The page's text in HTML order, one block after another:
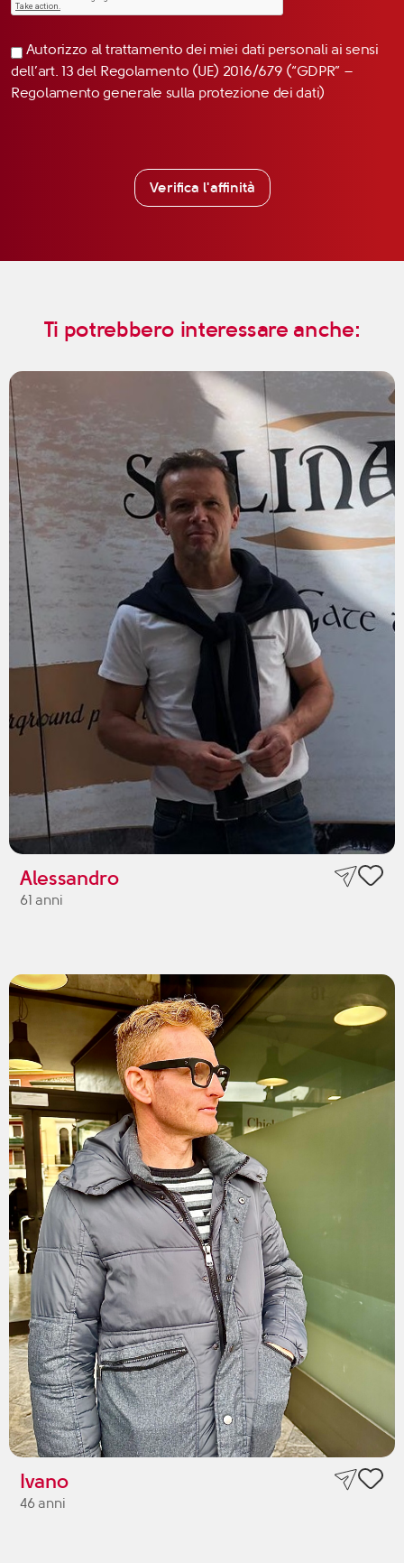
Autorizzo al trattamento dei miei dati personali ai sensi
dell’art. 13 del Regolamento (UE) 2016/679 (“GDPR” –
Regolamento generale sulla protezione dei dati)
Verifica l'affinità
Ti potrebbero interessare anche:
Alessandro
61 anni
Ivano
46 anni